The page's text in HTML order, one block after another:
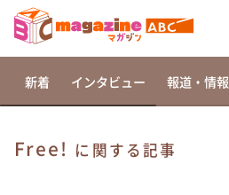
新着 インタビュー 報道・情報
Free! に関する記事